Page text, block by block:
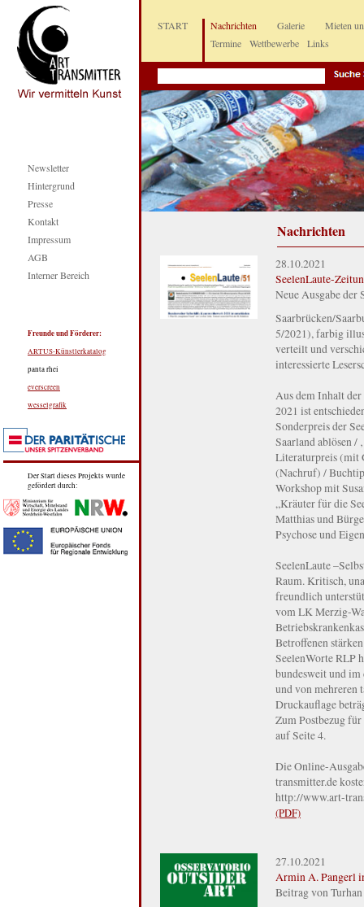
Newsletter
Hintergrund
Presse
Kontakt
Impressum
AGB
Interner Bereich
Freunde und Förderer:
ARTUS-Künstlerkatalog
panta rhei
everscreen
wesselgrafik
Der Start dieses Projekts wurde
gefördert durch:
START
Nachrichten
Termine
Wettbewerbe Links
Galerie Mieten
Nachrichten
28.10.2021
SeelenLaute-
Neue Ausgabe der
Saarbrücken/
5/2021), farbig
verteilt und
interessierte
Aus dem Inhalt
2021 ist
Sonderpreis der
Saarland ablösen /
Literaturpreis (mit
(Nachruf) /
Workshop mit
„Kräuter für die
Matthias und
Psychose und
SeelenLaute
Raum. Kritisch,
freundlich
vom LK Merzig-
Betroffenen
SeelenWorte RLP
bundesweit und im
und von mehreren
Druckauflage
Zum Postbezug
auf Seite 4.
Die Online-
transmitter.de
http://www.art-
(PDF)
27.10.2021
Armin A. Pangerl
Beitrag von